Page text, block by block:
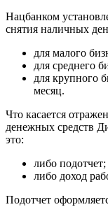
Нацбанком
снятия наличных
для малого
для среднего
для крупного
месяц.
Что касается
денежных средств
это:
либо подотчет;
либо доход
Подотчет